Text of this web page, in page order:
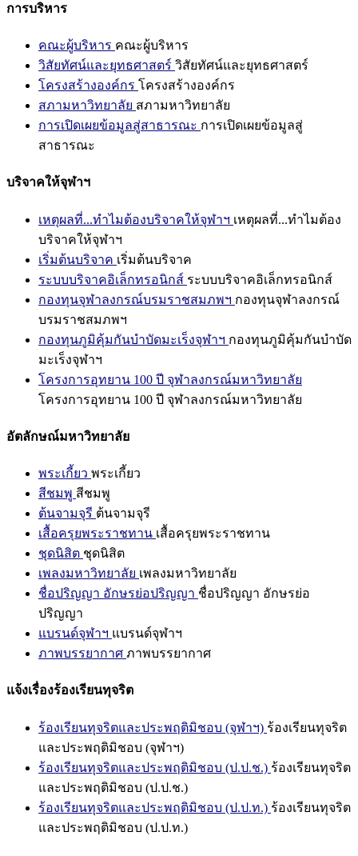
การบริหาร
คณะผู้บริหาร คณะผู้บริหาร
วิสัยทัศน์และยุทธศาสตร์ วิสัยทัศน์และยุทธศาสตร์
โครงสร้างองค์กร โครงสร้างองค์กร
สภามหาวิทยาลัย สภามหาวิทยาลัย
การเปิดเผยข้อมูลสู่สาธารณะ การเปิดเผยข้อมูลสู่
สาธารณะ
บริจาคให้จุฬาฯ
เหตุผลที่...ทำไมต้องบริจาคให้จุฬาฯ เหตุผลที่...ทำไมต้อง
บริจาคให้จุฬาฯ
เริ่มต้นบริจาค เริ่มต้นบริจาค
ระบบบริจาคอิเล็กทรอนิกส์ ระบบบริจาคอิเล็กทรอนิกส์
กองทุนจุฬาลงกรณ์บรมราชสมภพฯ กองทุนจุฬาลงกรณ์
บรมราชสมภพฯ
กองทุนภูมิคุ้มกันบำบัดมะเร็งจุฬาฯ กองทุนภูมิคุ้มกันบำบัด
มะเร็งจุฬาฯ
โครงการอุทยาน 100 ปี จุฬาลงกรณ์มหาวิทยาลัย
โครงการอุทยาน 100 ปี จุฬาลงกรณ์มหาวิทยาลัย
อัตลักษณ์มหาวิทยาลัย
พระเกี้ยว พระเกี้ยว
สีชมพู สีชมพู
ต้นจามจุรี ต้นจามจุรี
เสื้อครุยพระราชทาน เสื้อครุยพระราชทาน
ชุดนิสิต ชุดนิสิต
เพลงมหาวิทยาลัย เพลงมหาวิทยาลัย
ชื่อปริญญา อักษรย่อปริญญา ชื่อปริญญา อักษรย่อ
ปริญญา
แบรนด์จุฬาฯ แบรนด์จุฬาฯ
ภาพบรรยากาศ ภาพบรรยากาศ
แจ้งเรื่องร้องเรียนทุจริต
ร้องเรียนทุจริตและประพฤติมิชอบ (จุฬาฯ) ร้องเรียนทุจริต
และประพฤติมิชอบ (จุฬาฯ)
ร้องเรียนทุจริตและประพฤติมิชอบ (ป.ป.ช.) ร้องเรียนทุจริต
และประพฤติมิชอบ (ป.ป.ช.)
ร้องเรียนทุจริตและประพฤติมิชอบ (ป.ป.ท.) ร้องเรียนทุจริต
และประพฤติมิชอบ (ป.ป.ท.)